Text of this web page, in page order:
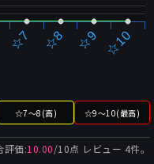
☆7 ☆8 ☆9 ☆10
☆7～8(高) ☆9～10(最高)
評価:10.00/10点 レビュー 4件。